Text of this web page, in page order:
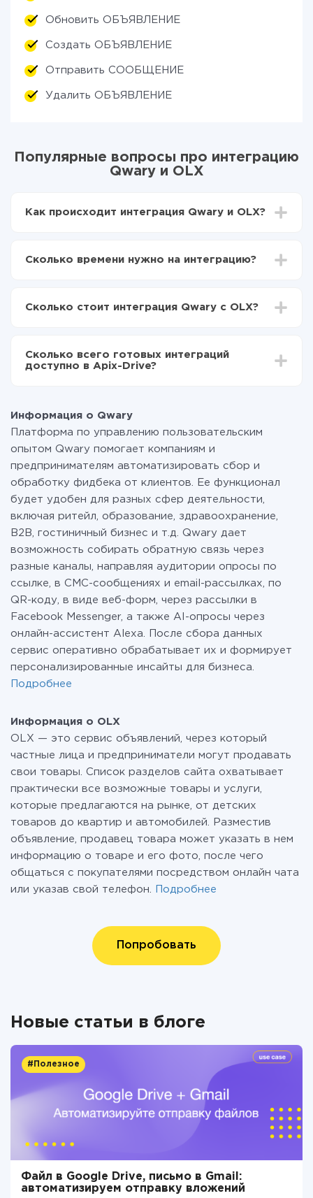
Обновить ОБЪЯВЛЕНИЕ
Создать ОБЪЯВЛЕНИЕ
Отправить СООБЩЕНИЕ
Удалить ОБЪЯВЛЕНИЕ
Популярные вопросы про интеграцию
Qwary и OLX
Как происходит интеграция Qwary и OLX?
Выбираете какие данные передавать из Qwary в
передаваться из Qwary в OLX
Сколько времени нужно на интеграцию?
отличаться и составлять от 5-ти до 30-минут. В
Сколько стоит интеграция Qwary с OLX?
функционал. Вы оплачиваете только количество
данных, которые по факту передаются из одной
перейти на платный, при необходимости. Подробнее
о тарифах.
Сколько всего готовых интеграций
доступно в Apix-Drive?
Информация о Qwary
Платформа по управлению пользовательским
опытом Qwary помогает компаниям и
предпринимателям автоматизировать сбор и
обработку фидбека от клиентов. Ее функционал
будет удобен для разных сфер деятельности,
включая ритейл, образование, здравоохранение,
B2B, гостиничный бизнес и т.д. Qwary дает
возможность собирать обратную связь через
разные каналы, направляя аудитории опросы по
ссылке, в СМС-сообщениях и email-рассылках, по
QR-коду, в виде веб-форм, через рассылки в
Facebook Messenger, а также AI-опросы через
онлайн-ассистент Alexa. После сбора данных
сервис оперативно обрабатывает их и формирует
персонализированные инсайты для бизнеса.
Подробнее
Информация о OLX
OLX — это сервис объявлений, через который
частные лица и предприниматели могут продавать
свои товары. Список разделов сайта охватывает
практически все возможные товары и услуги,
которые предлагаются на рынке, от детских
товаров до квартир и автомобилей. Разместив
объявление, продавец товара может указать в нем
информацию о товаре и его фото, после чего
общаться с покупателями посредством онлайн чата
или указав свой телефон.
Подробнее
Попробовать
Новые статьи в блоге
#Полезное
Файл в Google Drive, письмо в Gmail:
автоматизируем отправку вложений